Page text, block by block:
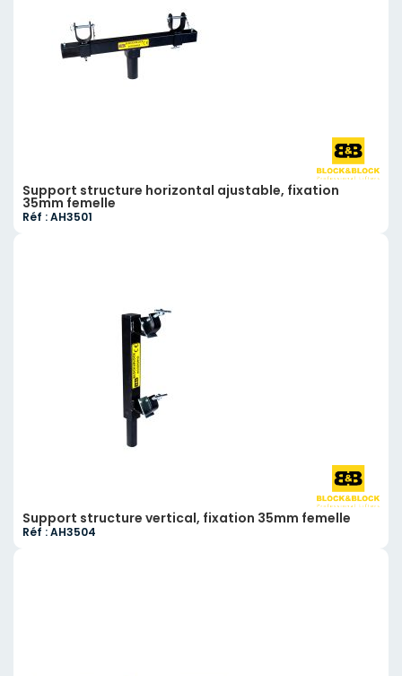
Support structure horizontal ajustable, fixation
35mm femelle
Réf : AH3501
Support structure vertical, fixation 35mm femelle
Réf : AH3504